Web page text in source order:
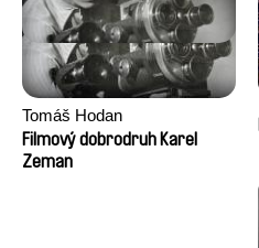
Tomáš Hodan
Filmový dobrodruh Karel
Zeman